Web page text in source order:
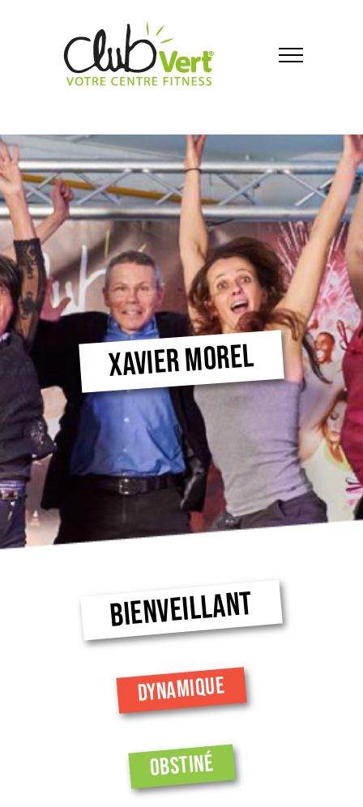
XAVIER MOREL
BIENVEILLANT
DYNAMIQUE
OBSTINÉ